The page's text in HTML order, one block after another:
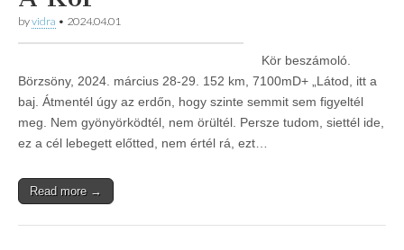
byvidra • 2024.04.01
Kör beszámoló.
Börzsöny, 2024. március 28-29. 152 km, 7100mD+ „Látod, itt a
baj. Átmentél úgy az erdőn, hogy szinte semmit sem figyeltél
meg. Nem gyönyörködtél, nem örültél. Persze tudom, siettél ide,
ez a cél lebegett előtted, nem értél rá, ezt…
Read more →